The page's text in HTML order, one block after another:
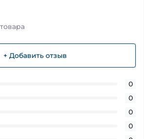
+ Добавить отзыв
0
0
0
0